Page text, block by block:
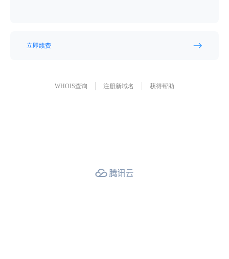
立即续费
WHOIS查询 注册新域名 获得帮助